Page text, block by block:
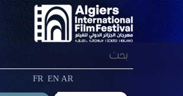
AR
EN
FR